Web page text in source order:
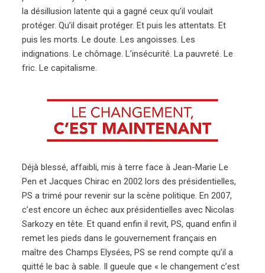
la désillusion latente qui a gagné ceux qu’il voulait
protéger. Qu’il disait protéger. Et puis les attentats. Et
puis les morts. Le doute. Les angoisses. Les
indignations. Le chômage. L’insécurité. La pauvreté. Le
fric. Le capitalisme.
Déjà blessé, affaibli, mis à terre face à Jean-Marie Le
Pen et Jacques Chirac en 2002 lors des présidentielles,
PS a trimé pour revenir sur la scène politique. En 2007,
c’est encore un échec aux présidentielles avec Nicolas
Sarkozy en tête. Et quand enfin il revit, PS, quand enfin il
remet les pieds dans le gouvernement français en
maître des Champs Elysées, PS se rend compte qu’il a
quitté le bac à sable. Il gueule que « le changement c’est